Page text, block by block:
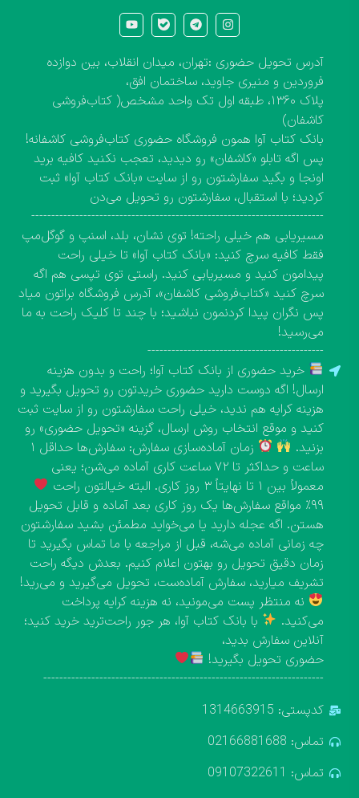
آدرس تحویل حضوری :تهران، میدان انقلاب، بین دوازده
فروردین و منیری جاوید، ساختمان افق،
پلاک ۱۳۶۰، طبقه اول تک واحد مشخص( کتاب‌فروشی
کاشفان)
بانک کتاب آوا همون فروشگاه حضوری کتاب‌فروشی کاشفانه!
پس اگه تابلو «کاشفان» رو دیدید، تعجب نکنید کافیه برید
اونجا و بگید سفارشتون رو از سایت «بانک کتاب آوا» ثبت
کردید؛ با استقبال، سفارشتون رو تحویل می‌دن
-------------------------------------------------------------------------
مسیریابی هم خیلی راحته! توی نشان، بلد، اسنپ و گوگل‌مپ
فقط کافیه سرچ کنید: «بانک کتاب آوا» تا خیلی راحت
پیدامون کنید و مسیریابی کنید. راستی توی تپسی هم اگه
سرچ کنید «کتاب‌فروشی کاشفان»، آدرس فروشگاه براتون میاد
پس نگران پیدا کردنمون نباشید؛ با چند تا کلیک راحت به ما
می‌رسید!
--------------------------------------------
خرید حضوری از بانک کتاب آوا؛ راحت و بدون هزینه
ارسال! اگه دوست دارید حضوری خریدتون رو تحویل بگیرید و
هزینه کرایه هم ندید، خیلی راحت سفارشتون رو از سایت ثبت
کنید و موقع انتخاب روش ارسال، گزینه «تحویل حضوری» رو
بزنید.
زمان آماده‌سازی سفارش: سفارش‌ها حداقل ۱
ساعت و حداکثر تا ۷۲ ساعت کاری آماده می‌شن؛ یعنی
معمولاً بین ۱ تا نهایتاً ۳ روز کاری. البته خیالتون راحت
۹۹٪ مواقع سفارش‌ها یک روز کاری بعد آماده و قابل تحویل
هستن. اگه عجله دارید یا می‌خواید مطمئن بشید سفارشتون
چه زمانی آماده می‌شه، قبل از مراجعه با ما تماس بگیرید تا
زمان دقیق تحویل رو بهتون اعلام کنیم. بعدش دیگه راحت
تشریف میارید، سفارش آماده‌ست، تحویل می‌گیرید و می‌رید!
نه منتظر پست می‌مونید، نه هزینه کرایه پرداخت
می‌کنید.
با بانک کتاب آوا، هر جور راحت‌ترید خرید کنید؛
آنلاین سفارش بدید،
حضوری تحویل بگیرید!
----------------------------------------------------------------------
کدپستی: 1314663915
تماس: 02166881688
تماس: 09107322611